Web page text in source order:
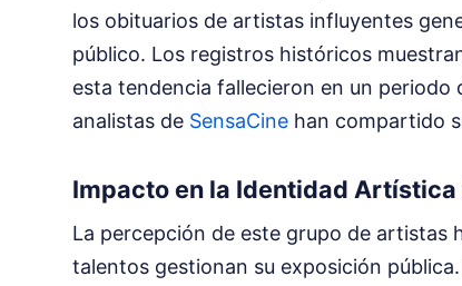
los obituarios de artistas influyentes
público. Los registros históricos
esta tendencia fallecieron en un periodo
analistas de SensaCine han compartido
Impacto en la Identidad
La percepción de este grupo de artistas
talentos gestionan su exposición